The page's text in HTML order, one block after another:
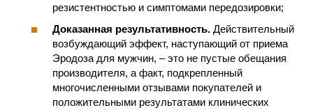
резистентностью и симптомами передозировки;
Доказанная результативность. Действительный
возбуждающий эффект, наступающий от приема
Эродоза для мужчин, – это не пустые обещания
производителя, а факт, подкрепленный
многочисленными отзывами покупателей и
положительными результатами клинических